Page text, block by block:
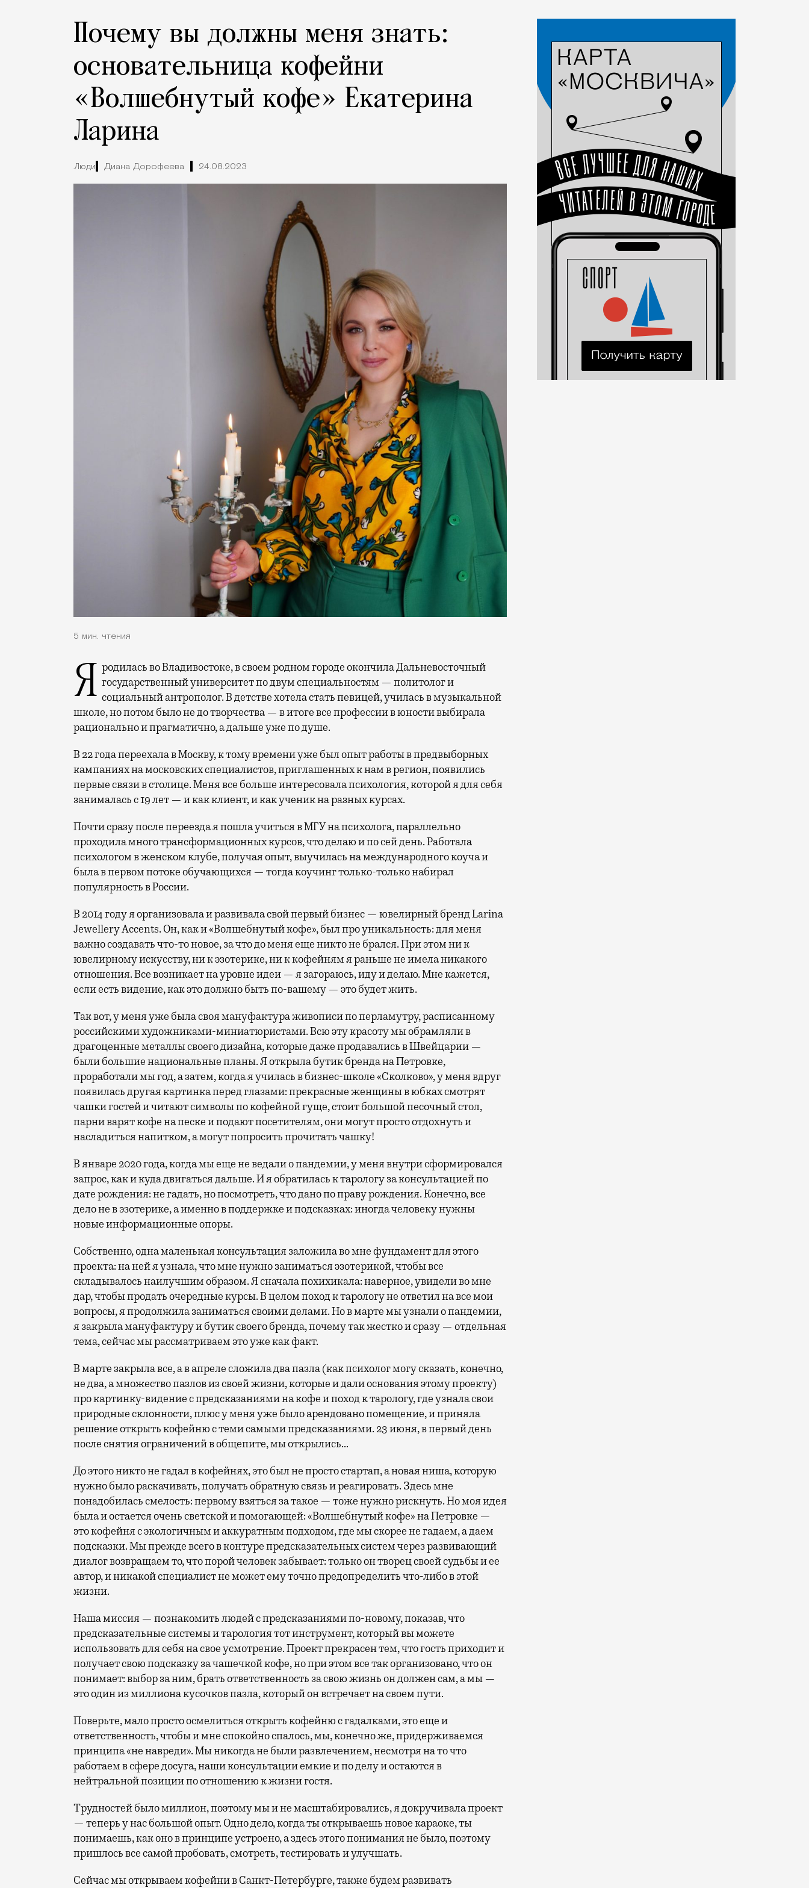
Почему вы должны меня знать:
основательница кофейни
«Волшебнутый кофе» Екатерина
Ларина
Люди Диана Дорофеева 24.08.2023
5 мин. чтения
Я родилась во Владивостоке, в своем родном городе окончила Дальневосточный государственный университет по двум специальностям — политолог и
социальный антрополог. В детстве хотела стать певицей, училась в музыкальной
школе, но потом было не до творчества — в итоге все профессии в юности выбирала
рационально и прагматично, а дальше уже по душе.
В 22 года переехала в Москву, к тому времени уже был опыт работы в предвыборных
кампаниях на московских специалистов, приглашенных к нам в регион, появились
первые связи в столице. Меня все больше интересовала психология, которой я для себя
занималась с 19 лет — и как клиент, и как ученик на разных курсах.
Почти сразу после переезда я пошла учиться в МГУ на психолога, параллельно
проходила много трансформационных курсов, что делаю и по сей день. Работала
психологом в женском клубе, получая опыт, выучилась на международного коуча и
была в первом потоке обучающихся — тогда коучинг только-только набирал
популярность в России.
В 2014 году я организовала и развивала свой первый бизнес — ювелирный бренд Larina
Jewellery Accents. Он, как и «Волшебнутый кофе», был про уникальность: для меня
важно создавать что-то новое, за что до меня еще никто не брался. При этом ни к
ювелирному искусству, ни к эзотерике, ни к кофейням я раньше не имела никакого
отношения. Все возникает на уровне идеи — я загораюсь, иду и делаю. Мне кажется,
если есть видение, как это должно быть по-вашему — это будет жить.
Так вот, у меня уже была своя мануфактура живописи по перламутру, расписанному
российскими художниками-миниатюристами. Всю эту красоту мы обрамляли в
драгоценные металлы своего дизайна, которые даже продавались в Швейцарии —
были большие национальные планы. Я открыла бутик бренда на Петровке,
проработали мы год, а затем, когда я училась в бизнес-школе «Сколково», у меня вдруг
появилась другая картинка перед глазами: прекрасные женщины в юбках смотрят
чашки гостей и читают символы по кофейной гуще, стоит большой песочный стол,
парни варят кофе на песке и подают посетителям, они могут просто отдохнуть и
насладиться напитком, а могут попросить прочитать чашку!
В январе 2020 года, когда мы еще не ведали о пандемии, у меня внутри сформировался
запрос, как и куда двигаться дальше. И я обратилась к тарологу за консультацией по
дате рождения: не гадать, но посмотреть, что дано по праву рождения. Конечно, все
дело не в эзотерике, а именно в поддержке и подсказках: иногда человеку нужны
новые информационные опоры.
Собственно, одна маленькая консультация заложила во мне фундамент для этого
проекта: на ней я узнала, что мне нужно заниматься эзотерикой, чтобы все
складывалось наилучшим образом. Я сначала похихикала: наверное, увидели во мне
дар, чтобы продать очередные курсы. В целом поход к тарологу не ответил на все мои
вопросы, я продолжила заниматься своими делами. Но в марте мы узнали о пандемии,
я закрыла мануфактуру и бутик своего бренда, почему так жестко и сразу — отдельная
тема, сейчас мы рассматриваем это уже как факт.
В марте закрыла все, а в апреле сложила два пазла (как психолог могу сказать, конечно,
не два, а множество пазлов из своей жизни, которые и дали основания этому проекту)
про картинку-видение с предсказаниями на кофе и поход к тарологу, где узнала свои
природные склонности, плюс у меня уже было арендовано помещение, и приняла
решение открыть кофейню с теми самыми предсказаниями. 23 июня, в первый день
после снятия ограничений в общепите, мы открылись…
До этого никто не гадал в кофейнях, это был не просто стартап, а новая ниша, которую
нужно было раскачивать, получать обратную связь и реагировать. Здесь мне
понадобилась смелость: первому взяться за такое — тоже нужно рискнуть. Но моя идея
была и остается очень светской и помогающей: «Волшебнутый кофе» на Петровке —
это кофейня с экологичным и аккуратным подходом, где мы скорее не гадаем, а даем
подсказки. Мы прежде всего в контуре предсказательных систем через развивающий
диалог возвращаем то, что порой человек забывает: только он творец своей судьбы и ее
автор, и никакой специалист не может ему точно предопределить что-либо в этой
жизни.
Наша миссия — познакомить людей с предсказаниями по-новому, показав, что
предсказательные системы и тарология тот инструмент, который вы можете
использовать для себя на свое усмотрение. Проект прекрасен тем, что гость приходит и
получает свою подсказку за чашечкой кофе, но при этом все так организовано, что он
понимает: выбор за ним, брать ответственность за свою жизнь он должен сам, а мы —
это один из миллиона кусочков пазла, который он встречает на своем пути.
Поверьте, мало просто осмелиться открыть кофейню с гадалками, это еще и
ответственность, чтобы и мне спокойно спалось, мы, конечно же, придерживаемся
принципа «не навреди». Мы никогда не были развлечением, несмотря на то что
работаем в сфере досуга, наши консультации емкие и по делу и остаются в
нейтральной позиции по отношению к жизни гостя.
Трудностей было миллион, поэтому мы и не масштабировались, я докручивала проект
— теперь у нас большой опыт. Одно дело, когда ты открываешь новое караоке, ты
понимаешь, как оно в принципе устроено, а здесь этого понимания не было, поэтому
пришлось все самой пробовать, смотреть, тестировать и улучшать.
Сейчас мы открываем кофейни в Санкт-Петербурге, также будем развивать